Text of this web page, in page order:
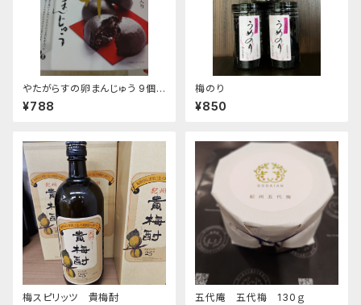
やたがらすの卵まんじゅう 9個
入
¥788
梅のり
¥850
梅スピリッツ 貴梅酎 五代庵 五代梅 130ｇ